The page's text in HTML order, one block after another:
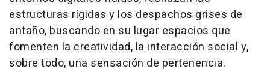
estructuras rígidas y los despachos grises de
antaño, buscando en su lugar espacios que
fomenten la creatividad, la interacción social y,
sobre todo, una sensación de pertenencia.